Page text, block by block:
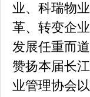
业、科瑞物
革、转变企
发展任重而
赞扬本届长
业管理协会